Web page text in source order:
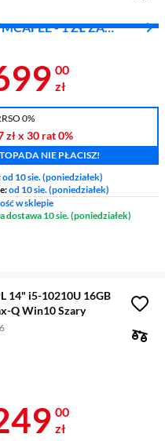
MCAFEE - 1 ZŁ ZA
5 699
00
zł
0%
złx 30 rat0%
NIE PŁACISZ!
od 10 sie. (poniedziałek)
od 10 sie. (poniedziałek)
w sklepie
dostawa 10 sie. (poniedziałek)
14" i5-10210U 16GB
Q Win10 Szary
6 249
00
zł